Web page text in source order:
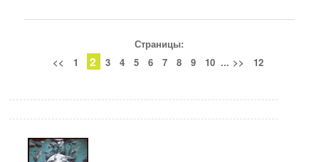
Страницы:
<<
1 2 3 4 5 6 7 8 9 10 ... >> 12